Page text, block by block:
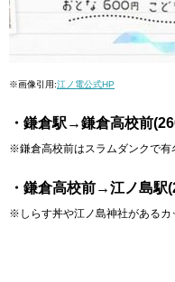
※画像引用:江ノ電公式HP
・鎌倉駅→鎌倉高校前
※鎌倉高校前はスラムダンクで有
・鎌倉高校前→江ノ島駅
※しらす丼や江ノ島神社があるカ